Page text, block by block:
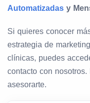
Automatizadas y
Si quieres conocer
estrategia de
clínicas, puedes
contacto con
asesorarte.